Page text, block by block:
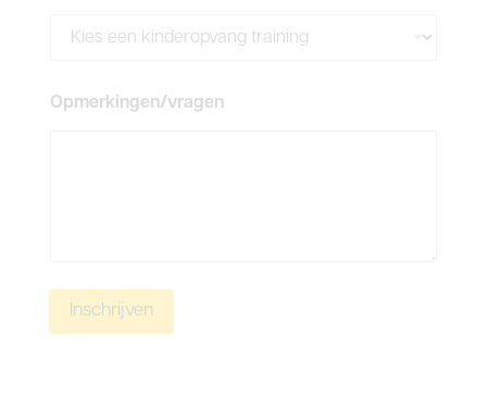
Opmerkingen/vragen
Inschrijven